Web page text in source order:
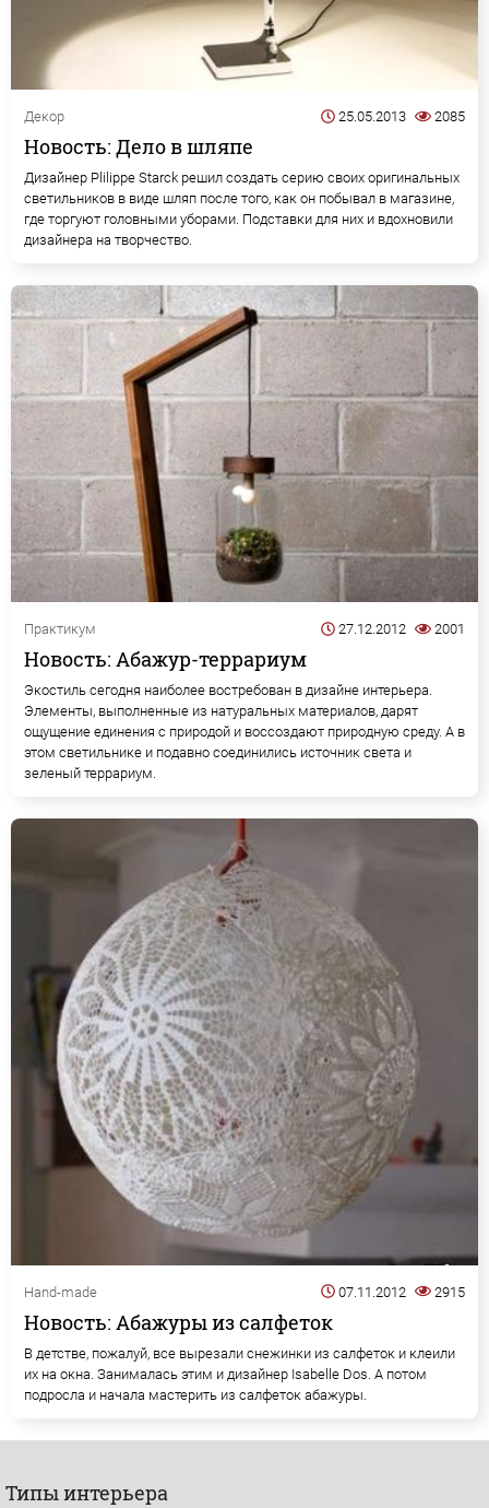
Декор 25.05.2013 2085
Новость: Дело в шляпе
Дизайнер Plilippe Starck решил создать серию своих оригинальных
светильников в виде шляп после того, как он побывал в магазине,
где торгуют головными уборами. Подставки для них и вдохновили
дизайнера на творчество.
Практикум 27.12.2012 2001
Новость: Абажур-террариум
Экостиль сегодня наиболее востребован в дизайне интерьера.
Элементы, выполненные из натуральных материалов, дарят
ощущение единения с природой и воссоздают природную среду. А в
этом светильнике и подавно соединились источник света и
зеленый террариум.
Hand-made 07.11.2012 2915
Новость: Абажуры из салфеток
В детстве, пожалуй, все вырезали снежинки из салфеток и клеили
их на окна. Занималась этим и дизайнер Isabelle Dos. А потом
подросла и начала мастерить из салфеток абажуры.
Типы интерьера